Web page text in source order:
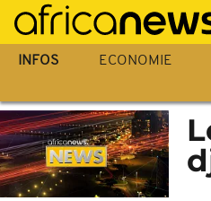
Passer
au
contenu
INFOS ECONOMIE